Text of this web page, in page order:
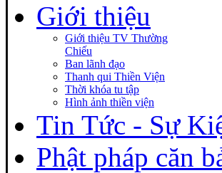
Giới thiệu
Giới thiệu TV Thường
Chiếu
Ban lãnh đạo
Thanh qui Thiền Viện
Thời khóa tu tập
Hình ảnh thiền viện
Tin Tức - Sự
Phật pháp căn